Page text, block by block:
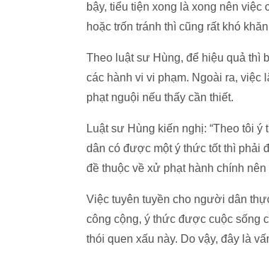
bậy, tiểu tiện xong là xong nên
hoặc trốn tránh thì cũng rất khó
Theo luật sư Hùng, để hiệu quả thì
các hành vi vi phạm. Ngoài ra, việc
phạt nguội nếu thấy cần thiết.
Luật sư Hùng kiến nghị: “Theo tôi
dân có được một ý thức tốt thì phải
đề thuộc về xử phạt hành chính
Việc tuyên tuyền cho người dân
công cộng, ý thức được cuộc sống
thói quen xấu này. Do vậy, đây là